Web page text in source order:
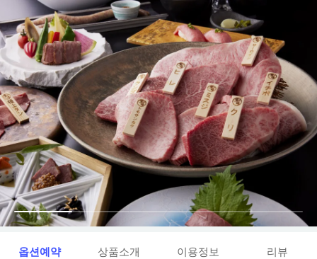
옵션예약 상품소개 이용정보 리뷰